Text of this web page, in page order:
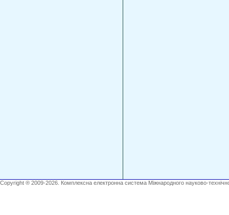
Copyright ® 2009-2026. Комплексна електронна система Міжнародного науково-